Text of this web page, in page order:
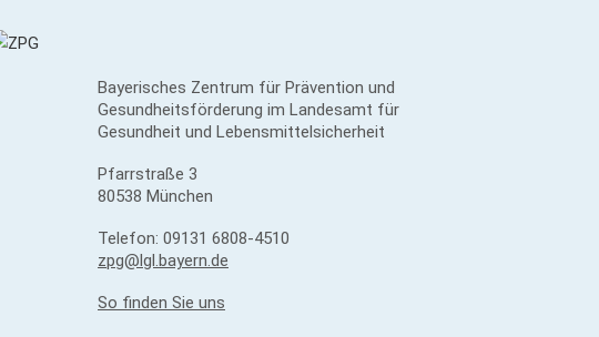
Bayerisches Zentrum für Prävention und
Gesundheitsförderung im Landesamt für
Gesundheit und Lebensmittelsicherheit
Pfarrstraße 3
80538 München
Telefon: 09131 6808-4510
zpg@lgl.bayern.de
So finden Sie uns